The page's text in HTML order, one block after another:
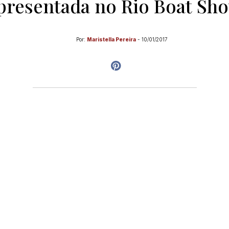
no Rio Boat
Por: Maristella Pereira - 10/01/2017